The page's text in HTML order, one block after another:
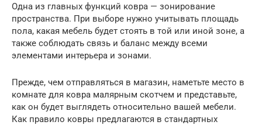
Одна из главных функций ковра — зонирование
пространства. При выборе нужно учитывать площадь
пола, какая мебель будет стоять в той или иной зоне, а
также соблюдать связь и баланс между всеми
элементами интерьера и зонами.
Прежде, чем отправляться в магазин, наметьте место в
комнате для ковра малярным скотчем и представьте,
как он будет выглядеть относительно вашей мебели.
Как правило ковры предлагаются в стандартных